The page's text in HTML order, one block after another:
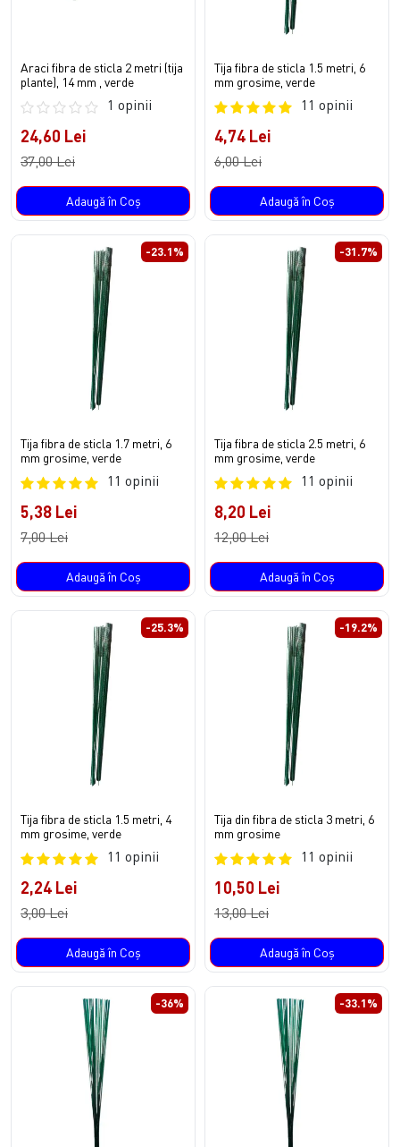
Araci fibra de sticla 2 metri (tija
plante), 14 mm , verde
1 opinii
24,60 Lei
37,00 Lei
Adaugă în Coş
Tija fibra de sticla 1.5 metri, 6
mm grosime, verde
11 opinii
4,74 Lei
6,00 Lei
Adaugă în Coş
-23.1%
Tija fibra de sticla 1.7 metri, 6
mm grosime, verde
11 opinii
5,38 Lei
7,00 Lei
Adaugă în Coş
-31.7%
Tija fibra de sticla 2.5 metri, 6
mm grosime, verde
11 opinii
8,20 Lei
12,00 Lei
Adaugă în Coş
-25.3%
Tija fibra de sticla 1.5 metri, 4
mm grosime, verde
11 opinii
2,24 Lei
3,00 Lei
Adaugă în Coş
-19.2%
Tija din fibra de sticla 3 metri, 6
mm grosime
11 opinii
10,50 Lei
13,00 Lei
Adaugă în Coş
-36% -33.1%